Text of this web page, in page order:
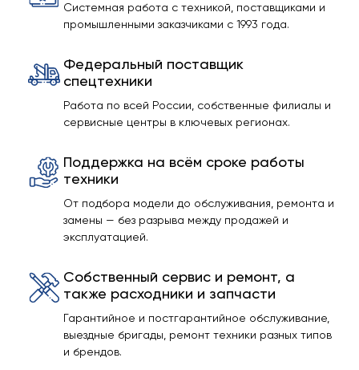
Системная работа с техникой, поставщиками и
промышленными заказчиками с 1993 года.
Федеральный поставщик
спецтехники
Работа по всей России, собственные филиалы и
сервисные центры в ключевых регионах.
Поддержка на всём сроке работы
техники
От подбора модели до обслуживания, ремонта и
замены — без разрыва между продажей и
эксплуатацией.
Собственный сервис и ремонт, а
также расходники и запчасти
Гарантийное и постгарантийное обслуживание,
выездные бригады, ремонт техники разных типов
и брендов.